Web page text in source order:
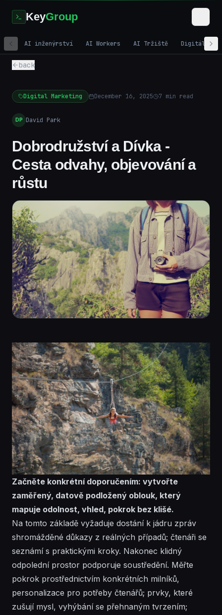
KeyGroup
AI inženýrství AI Workers AI Tržiště Digitální
back
Digital Marketing December 16, 2025 7 min read
DP David Park
Dobrodružství a Dívka -
Cesta odvahy, objevování a
růstu
Začněte konkrétní doporučením: vytvořte
zaměřený, datově podložený oblouk, který
mapuje odolnost, vhled, pokrok bez klišé.
Na tomto základě vyžaduje dostání k jádru zpráv
shromážděné důkazy z reálných případů; čtenáři se
seznámí s praktickými kroky. Nakonec klidný
odpolední prostor podporuje soustředění. Měřte
pokrok prostřednictvím konkrétních milníků,
personalizace pro potřeby čtenářů; prvky, které
zušují mysl, vyhýbání se přehnaným tvrzením;